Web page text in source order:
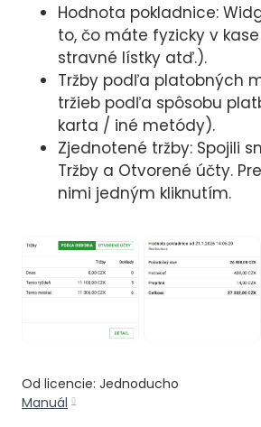
Hodnota pokladnice:
to, čo máte fyzicky v
stravné lístky atď.).
Tržby podľa platobných
tržieb podľa spôsobu
karta / iné metódy).
Zjednotené tržby: Spojili
Tržby a Otvorené účty.
nimi jedným kliknutím.
Od licencie: Jednoducho
Manuál